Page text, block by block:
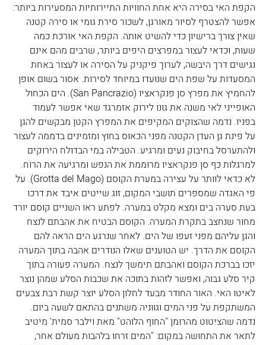
הקפת האי בסירה היא אחת החוויות התיירותיות המסעירות ביותר:
אפשר להצטרף לסיור מאורגן, לשכור סירת גומי או סירה קטנה
שאין צורך ברישיון כדי להשיט אותה. הקפת האי אורכת כמה
שעות, וכדאי לעצור במפרצים היפים ביותר, שרבים מהם אינם
נגישים דרך היבשה, לערוך פיקניק על הסירה או לעצור באחת
המסעדות על שפת הים שנועדו במיוחד לסירות. אסור בשום אופן
להחמיץ את מפרץ סן פנקראציו (San Pancrazio). הים הכחול
האופייני לאי משנה את גונו לירוק אזמרגד שאי אפשר לעמוד
בפניו. נדמה שהצוקים המקיפים את המפרץ הקטן מבקשים להגן
על פינת גן העדן הקטנה מפני הכאוס בחוץ ומזמינים בדממה לעצור
ולהתערסל בחיבוק נעים ומרגיע. הטבילה במי הבדולח הירוקים
למרגלות כף סן פנקראציו מרוממת את הנפש ומרגיעה את הרוח.
לא כדאי לוותר על עצירה במערת הקוסם (Grotta del Mago). על
פי האגדה שמספרים תושבי המקום, זוג שייטים איבד את דרכו
בעת סערה בים ומצא מקלט במערה. לפתע ראו השניים קוסם יורד
מחור שנחצב בתקרת המערה. הקוסם הבטיח את אהבתם לנצח
והגן עליהם מפני זעפו של הים. לאחר שנרגע הים הראה להם
הקוסם את הדרך. יש הטוענים שאלו הנודרים אהבה בתוך המערה
יזכו בברכת הקוסם ואהבתם תימשך לנצח. המערה פעורה בתוך
קיר סלע גבוה, ואפשר לזהות בתוכה את שכבות הסלע שמהן נוצר
לאיטו האי. האור החודר מבעד לחלון הסלע יוצר קשת רבת צבעים
המשתקפת על פני המים וגווניה משתנים בהתאם לשעה ביום.
נדמה שהציטוט מהרומן "החוף הלוהט" מאת וילבר סמית' מיטיב
לתאר את התחושה במקום: "המים זרחו בלהבות מעולם אחר,